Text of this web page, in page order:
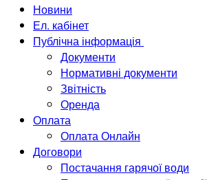
Новини
Ел. кабінет
Публічна інформація
Документи
Нормативні документи
Звітність
Оренда
Оплата
Оплата Онлайн
Договори
Постачання гарячої води